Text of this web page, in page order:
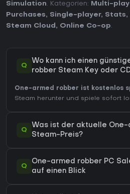
Simulation. Kategorien: Multi-
Purchases, Single-player, Stats,
Steam Cloud , Online Co-op.
Q
Wo kann ich einen
robber Steam Key oder
One-armed robber ist kostenlos
Steam herunter und spiele sofort
Q
Was ist der aktuelle
Steam-Preis?
Q
One-armed robber PC
auf einen Blick